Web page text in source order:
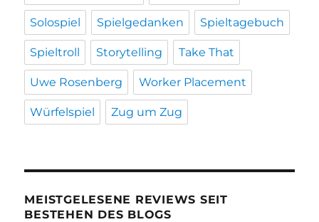
Solospiel Spielgedanken Spieltagebuch
Spieltroll Storytelling Take That
Uwe Rosenberg Worker Placement
Würfelspiel Zug um Zug
MEISTGELESENE REVIEWS SEIT
BESTEHEN DES BLOGS